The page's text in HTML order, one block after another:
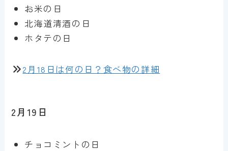
お米の日
北海道清酒の日
ホタテの日
2月18日は何の日？食べ物の詳細
2月19日
チョコミントの日